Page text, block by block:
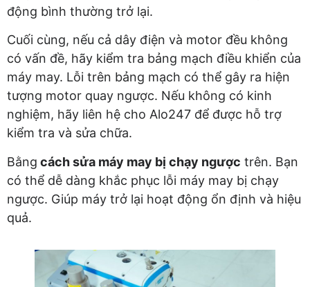
động bình thường trở lại.
Cuối cùng, nếu cả dây điện và motor đều không
có vấn đề, hãy kiểm tra bảng mạch điều khiển của
máy may. Lỗi trên bảng mạch có thể gây ra hiện
tượng motor quay ngược. Nếu không có kinh
nghiệm, hãy liên hệ cho Alo247 để được hỗ trợ
kiểm tra và sửa chữa.
Bằng cách sửa máy may bị chạy ngược trên. Bạn
có thể dễ dàng khắc phục lỗi máy may bị chạy
ngược. Giúp máy trở lại hoạt động ổn định và hiệu
quả.